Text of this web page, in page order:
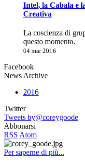
Intel, la Cabala e
Creativa
La coscienza di
questo momento.
04 mar 2016
Facebook
News Archive
2016
Twitter
Tweets by@coreygoode
Abbonarsi
RSS Atom
Per saperne di più...